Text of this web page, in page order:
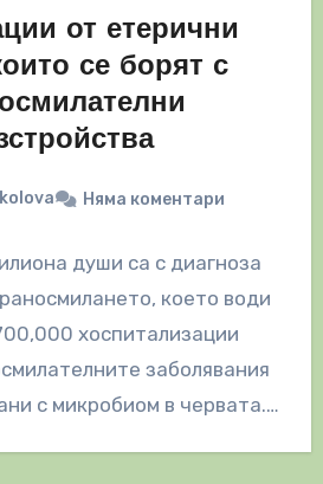
от етерични
се борят с
Няма коментари
души са с диагноза
което води
хоспитализации
заболявания
с микробиом в червата.